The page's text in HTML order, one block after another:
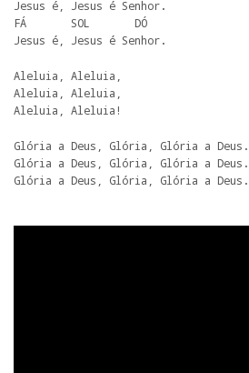
Jesus é, Jesus é Senhor.
FÁ       SOL       DÓ
Jesus é, Jesus é Senhor.
Aleluia, Aleluia,
Aleluia, Aleluia,
Aleluia, Aleluia!
Glória a Deus, Glória, Glória a Deus.
Glória a Deus, Glória, Glória a Deus.
Glória a Deus, Glória, Glória a Deus.